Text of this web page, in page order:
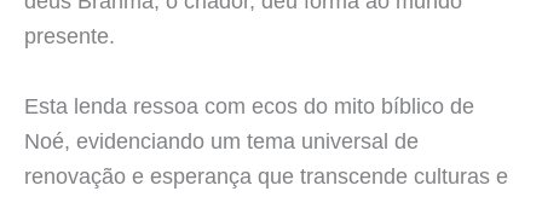
presente.
Esta lenda ressoa com ecos do mito bíblico de
Noé, evidenciando um tema universal de
renovação e esperança que transcende culturas e